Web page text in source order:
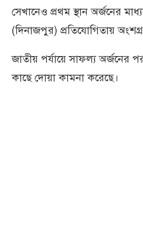
সেখানেও প্রথম স্থান অর্জনের
(দিনাজপুর) প্রতিযোগিতায়
জাতীয় পর্যায়ে সাফল্য অর্জনের
কাছে দোয়া কামনা করেছে।